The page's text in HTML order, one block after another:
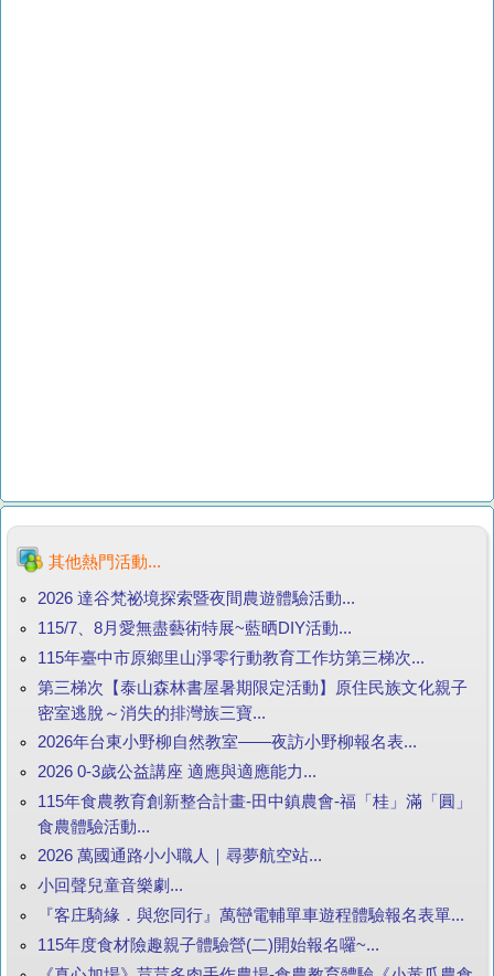
其他熱門活動...
2026 達谷梵祕境探索暨夜間農遊體驗活動...
115/7、8月愛無盡藝術特展~藍晒DIY活動...
115年臺中市原鄉里山淨零行動教育工作坊第三梯次...
第三梯次【泰山森林書屋暑期限定活動】原住民族文化親子
密室逃脫～消失的排灣族三寶...
2026年台東小野柳自然教室——夜訪小野柳報名表...
2026 0-3歲公益講座 適應與適應能力...
115年食農教育創新整合計畫-田中鎮農會-福「桂」滿「圓」
食農體驗活動...
2026 萬國通路小小職人｜尋夢航空站...
小回聲兒童音樂劇...
『客庄騎緣．與您同行』萬巒電輔單車遊程體驗報名表單...
115年度食材險趣親子體驗營(二)開始報名囉~...